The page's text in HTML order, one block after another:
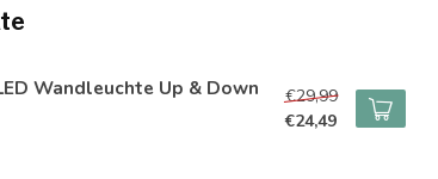
Wandleuchte Up & Down
€29,99
€24,49